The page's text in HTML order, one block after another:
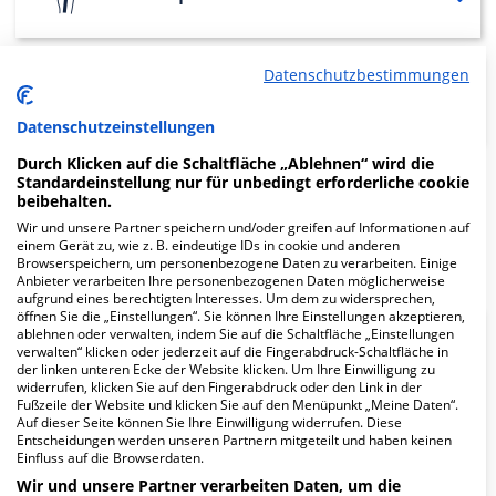
Mehr Informationen
8.1
Ärzte
geringe Auslastung
Datenschutzbestimmungen
Datenschutzeinstellungen
Durch Klicken auf die Schaltfläche „Ablehnen“ wird die
Standardeinstellung nur für unbedingt erforderliche cookie
beibehalten.
Wir und unsere Partner speichern und/oder greifen auf Informationen auf
einem Gerät zu, wie z. B. eindeutige IDs in cookie und anderen
Browserspeichern, um personenbezogene Daten zu verarbeiten. Einige
Anbieter verarbeiten Ihre personenbezogenen Daten möglicherweise
aufgrund eines berechtigten Interesses. Um dem zu widersprechen,
öffnen Sie die „Einstellungen“. Sie können Ihre Einstellungen akzeptieren,
ablehnen oder verwalten, indem Sie auf die Schaltfläche „Einstellungen
verwalten“ klicken oder jederzeit auf die Fingerabdruck-Schaltfläche in
der linken unteren Ecke der Website klicken. Um Ihre Einwilligung zu
widerrufen, klicken Sie auf den Fingerabdruck oder den Link in der
Fußzeile der Website und klicken Sie auf den Menüpunkt „Meine Daten“.
Auf dieser Seite können Sie Ihre Einwilligung widerrufen. Diese
Entscheidungen werden unseren Partnern mitgeteilt und haben keinen
Einfluss auf die Browserdaten.
Wir und unsere Partner verarbeiten Daten, um die